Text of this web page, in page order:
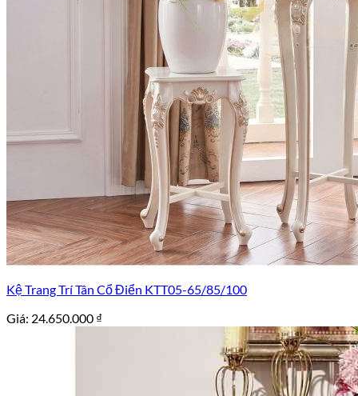
Kệ Trang Trí Tân Cổ Điển KTT05-65/85/100
Giá: 24.650.000 ₫